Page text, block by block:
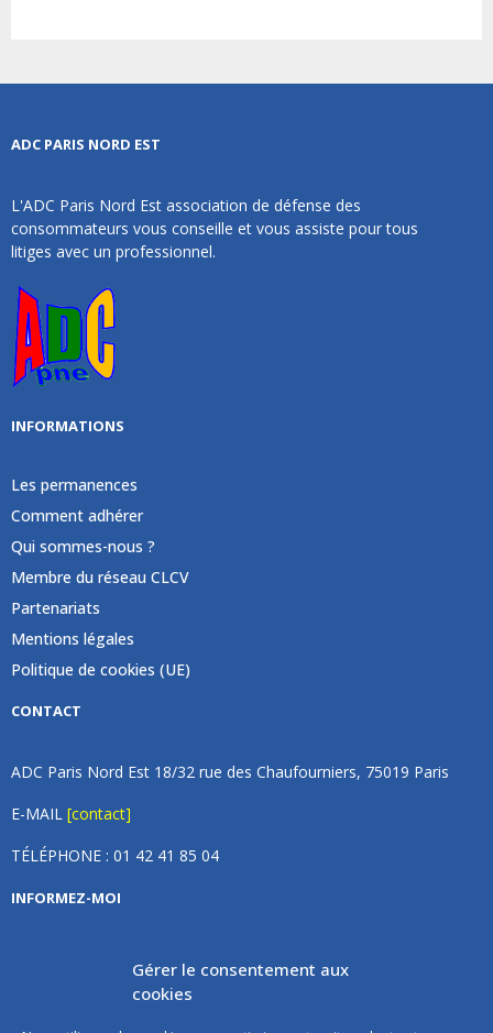
Gérer le consentement aux
cookies
ADC PARIS NORD EST
L'ADC Paris Nord Est association de défense des
consommateurs vous conseille et vous assiste pour tous
litiges avec un professionnel.
INFORMATIONS
Les permanences
Comment adhérer
Qui sommes-nous ?
Membre du réseau CLCV
Partenariats
Mentions légales
Politique de cookies (UE)
CONTACT
ADC Paris Nord Est 18/32 rue des Chaufourniers, 75019 Paris
E-MAIL [contact]
TÉLÉPHONE : 01 42 41 85 04
INFORMEZ-MOI
Inscrivez vous à notre newsletter et recevez une fois par
mois de nos nouvelles, aucun spam (on promet).